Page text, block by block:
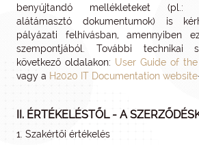
benyújtandó mellékleteket (pl.:
alátámasztó dokumentumok) is
pályázati felhívásban, amennyiben
szempontjából. További
következő oldalakon: User Guide of
vagy a H2020 IT Documentation website
II. ÉRTÉKELÉSTŐL - A
1. Szakértői értékelés